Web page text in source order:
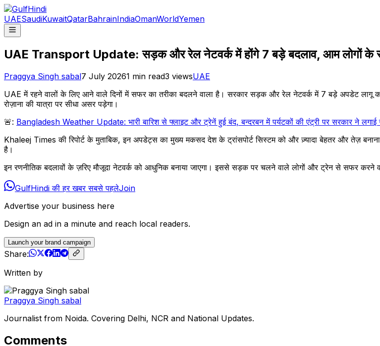
UAESaudiKuwaitQatarBahrainIndiaOmanWorldYemen
UAE Transport Update: सड़क और रेल नेटवर्क में होंगे 7 बड़े बदलाव, आम लोगों के
Praggya Singh sabal7 July 20261 min read3 viewsUAE
UAE में रहने वालों के लिए आने वाले दिनों में सफर का तरीका बदलने वाला है। सरकार सड़क और रेल नेटवर्क में 7 बड़े अपडेट लागू
रोज़ाना की यात्रा पर सीधा असर पड़ेगा।
🚨: Bangladesh Weather Update: भारी बारिश से फ्लाइट और ट्रेनें हुई बंद, बन्दरबन में पर्यटकों की एंट्री पर सरकार ने लगाई
Khaleej Times की रिपोर्ट के मुताबिक, इन अपडेट्स का मुख्य मकसद देश के ट्रांसपोर्ट सिस्टम को और ज़्यादा बेहतर और तेज़
है।
इन रणनीतिक बदलावों के ज़रिए मौजूदा नेटवर्क को आधुनिक बनाया जाएगा। इससे सड़क पर चलने वाले लोगों और ट्रेन से सफर करने
GulfHindi की हर खबर सबसे पहलेJoin
Advertise your business here
Design an ad in a minute and reach local readers.
Launch your brand campaign
Share:
Written by
Praggya Singh sabal
Journalist from Noida. Covering Delhi, NCR and National Updates.
Comments